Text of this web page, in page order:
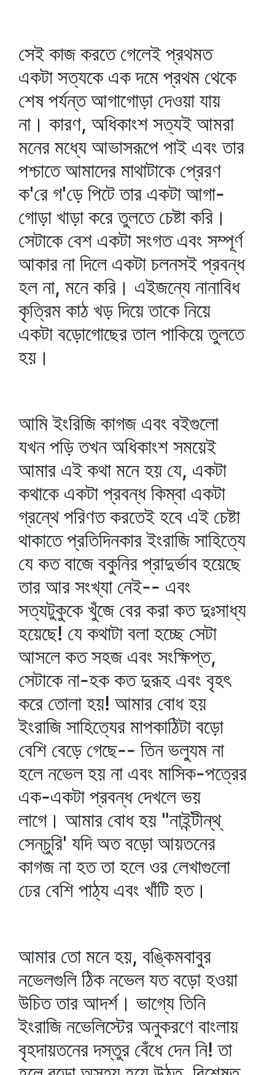
সেই কাজ করতে গেলেই প্রথমত
একটা সত্যকে এক দমে প্রথম থেকে
শেষ পর্যন্ত আগাগোড়া দেওয়া যায়
না। কারণ, অধিকাংশ সত্যই আমরা
মনের মধ্যে আভাসরূপে পাই এবং তার
পশ্চাতে আমাদের মাথাটাকে প্রেরণ
ক'রে গ'ড়ে পিটে তার একটা আগা-
গোড়া খাড়া করে তুলতে চেষ্টা করি।
সেটাকে বেশ একটা সংগত এবং সম্পূর্ণ
আকার না দিলে একটা চলনসই প্রবন্ধ
হল না, মনে করি। এইজন্যে নানাবিধ
কৃত্রিম কাঠ খড় দিয়ে তাকে নিয়ে
একটা বড়োগোছের তাল পাকিয়ে তুলতে
হয়।
আমি ইংরিজি কাগজ এবং বইগুলো
যখন পড়ি তখন অধিকাংশ সময়েই
আমার এই কথা মনে হয় যে, একটা
কথাকে একটা প্রবন্ধ কিম্বা একটা
গ্রন্থে পরিণত করতেই হবে এই চেষ্টা
থাকাতে প্রতিদিনকার ইংরাজি সাহিত্যে
যে কত বাজে বকুনির প্রাদুর্ভাব হয়েছে
তার আর সংখ্যা নেই-- এবং
সত্যটুকুকে খুঁজে বের করা কত দুঃসাধ্য
হয়েছে! যে কথাটা বলা হচ্ছে সেটা
আসলে কত সহজ এবং সংক্ষিপ্ত,
সেটাকে না-হক কত দুরূহ এবং বৃহৎ
করে তোলা হয়! আমার বোধ হয়
ইংরাজি সাহিত্যের মাপকাঠিটা বড়ো
বেশি বেড়ে গেছে-- তিন ভল্যুম না
হলে নভেল হয় না এবং মাসিক-পত্রের
এক-একটা প্রবন্ধ দেখলে ভয়
লাগে। আমার বোধ হয় "নাইন্টীন্‌থ্‌
সেন্‌চুরি' যদি অত বড়ো আয়তনের
কাগজ না হত তা হলে ওর লেখাগুলো
ঢের বেশি পাঠ্য এবং খাঁটি হত।
আমার তো মনে হয়, বঙ্কিমবাবুর
নভেলগুলি ঠিক নভেল যত বড়ো হওয়া
উচিত তার আদর্শ। ভাগ্যে তিনি
ইংরাজি নভেলিস্টের অনুকরণে বাংলায়
বৃহদায়তনের দস্তুর বেঁধে দেন নি! তা